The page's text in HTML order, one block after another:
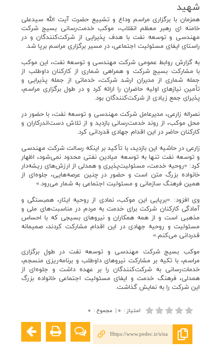
شهید
همزمان با برگزاری مراسم وداع و تشییع حضرت آیت الله سیدعلی
خامنه ای رهبر معظم انقلاب، موکب خدمت‌رسانی بسیج شرکت
مهندسی و توسعه نفت با هدف پذیرایی از شرکت‌کنندگان و در
راستای ایفای مسئولیت اجتماعی، در مسیر برگزاری مراسم برپا شد.
به گزارش روابط عمومی شرکت مهندسی و توسعه نفت، این موکب
با مشارکت بسیج شرکت و همراهی شماری از کارکنان داوطلب از
جمله شماری از مدیران ارشد شرکت، خدماتی از جمله پذیرایی و
تأمین نیازهای اولیه حاضران را ارائه کرد و در طول برگزاری مراسم،
پذیرای جمع زیادی از شرکت‌کنندگان بود.
نصراله زارعی، مدیرعامل شرکت مهندسی و توسعه نفت، با حضور در
محل موکب، از روند خدمت‌رسانی بازدید و از تلاش دست‌اندرکاران و
کارکنان حاضر در این اقدام جهادی قدردانی کرد.
زارعی در حاشیه این بازدید، با تأکید بر اینکه رسالت شرکت مهندسی
و توسعه نفت تنها به توسعه میادین نفتی محدود نمی‌شود، اظهار
کرد: «روحیه خدمت، مسئولیت‌پذیری و همدلی از ارزش‌های ریشه‌دار
خانواده بزرگ متن است و حضور در چنین عرصه‌هایی، جلوه‌ای از
همین فرهنگ سازمانی و مسئولیت اجتماعی به شمار می‌رود.»
وی افزود: «برپایی این موکب، نمادی از روحیه ایثار، همبستگی و
آمادگی کارکنان شرکت برای خدمت به مردم در مناسبت‌های ملی و
مذهبی است و از همه همکاران و نیروهای بسیجی که با احساس
مسئولیت و روحیه جهادی در این اقدام مشارکت کردند، صمیمانه
قدردانی می‌کنم.»
موکب بسیج شرکت مهندسی و توسعه نفت در طول برگزاری
مراسم، با تکیه بر مشارکت نیروهای داوطلب و برنامه‌ریزی منسجم،
خدمات‌رسانی به شرکت‌کنندگان را بر عهده داشت و جلوه‌ای از
همدلی، فرهنگ خدمت و ایفای مسئولیت اجتماعی خانواده بزرگ
این شرکت را به نمایش گذاشت.
امتیاز : ۰ | مجموع : ۰
Https://www.pedec.ir/s/na